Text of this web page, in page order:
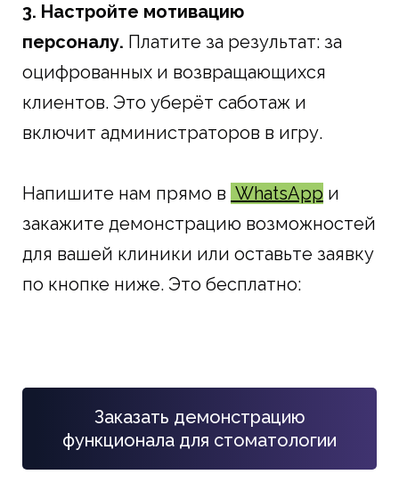
3. Настройте мотивацию
персоналу. Платите за результат: за
оцифрованных и возвращающихся
клиентов. Это уберёт саботаж и
включит администраторов в игру.
Напишите нам прямо в WhatsApp и
закажите демонстрацию возможностей
для вашей клиники или оставьте заявку
по кнопке ниже. Это бесплатно:
Заказать демонстрацию
функционала для стоматологии